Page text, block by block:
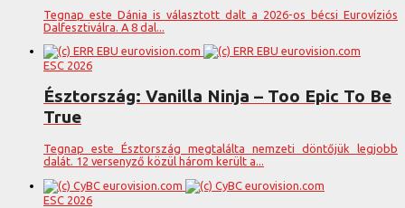
Tegnap este Dánia is választott dalt a 2026-os bécsi Eurovíziós
Dalfesztiválra. A 8 dal...
ESC 2026
Észtország: Vanilla Ninja – Too Epic To Be
True
Tegnap este Észtország megtalálta nemzeti döntőjük legjobb
dalát. 12 versenyző közül három került a...
ESC 2026